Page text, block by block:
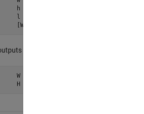
    h = 9;
    l = 42;
    [W,H] = teledims(w,h,l);
    W = 36.6
    H = 20.6